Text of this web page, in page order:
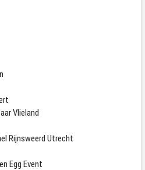
Vlieland
Rijnsweerd Utrecht
Egg Event